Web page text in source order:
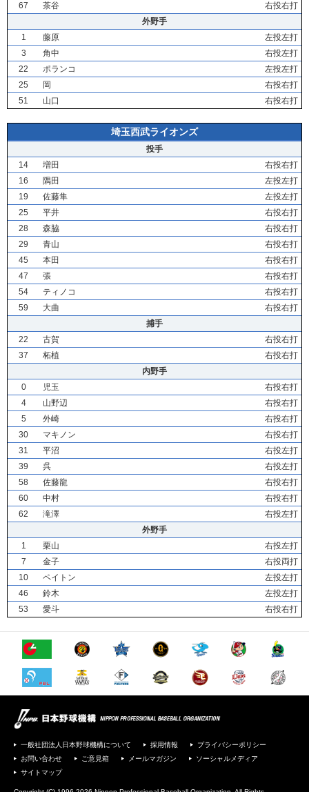
67
茶谷
右投右打
外野手
1
藤原
左投左打
3
角中
右投左打
22
ポランコ
左投左打
25
岡
右投右打
51
山口 右投右打
埼玉西武ライオンズ
投手
14
増田
右投右打
16
隅田
左投左打
19
佐藤隼
左投左打
25
平井
右投右打
28
森脇
右投右打
29
青山
右投右打
45
本田
右投右打
47
張
右投右打
54
ティノコ
右投右打
59
大曲
右投右打
捕手
22
古賀
右投右打
37
柘植
右投右打
内野手
0
児玉
右投右打
4
山野辺
右投右打
5
外崎
右投右打
30
マキノン
右投右打
31
平沼
右投左打
39
呉
右投左打
58
佐藤龍
右投右打
60
中村
右投右打
62
滝澤
右投左打
外野手
1
栗山
右投左打
7
金子
右投両打
10
ペイトン
左投左打
46
鈴木
左投左打
53
愛斗 右投右打
一般社団法人日本野球機構について 採用情報
プライバシーポリシー
お問い合わせ
ご意見箱 メールマガジン
ソーシャルメディア
サイトマップ